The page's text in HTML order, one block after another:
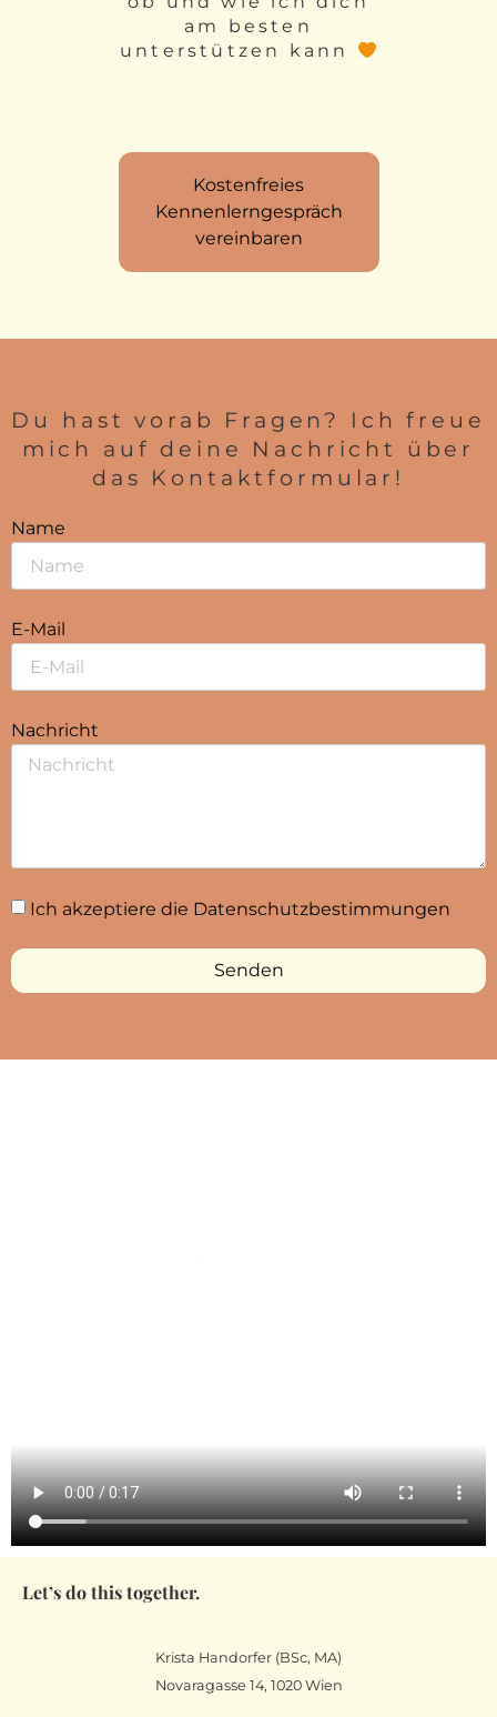
am besten
unterstützen kann
Kostenfreies
Kennenlerngespräch
vereinbaren
Du hast vorab Fragen? Ich freue
mich auf deine Nachricht über
das Kontaktformular!​
Name
E-Mail
Nachricht
Ich akzeptiere die Datenschutzbestimmungen
Senden
Let’s do this together.​
Krista Handorfer (BSc, MA)
Novaragasse 14, 1020 Wien